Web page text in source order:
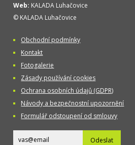
Web: KALADA Luhačovice
© KALADA Luhačovice
Obchodní podmínky
Kontakt
Fotogalerie
Zásady používání cookies
Ochrana osobních údajů (GDPR)
Návody a bezpečnostní upozornění
Formulář odstoupení od smlouvy
Odeslat